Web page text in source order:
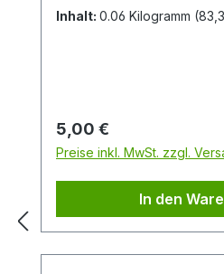
erinnernd aus
mit feiner Schärfe
Hersteller: Firma
GmbH Teezubereitung:4 Eßl. (8g) mit 1l
kochendem Wasser
Minuten ziehen lassen.
Inhalt: 0.06 Kilogramm
Regulärer Preis:
5,00 €
Preise inkl. MwSt. zzgl.
In den